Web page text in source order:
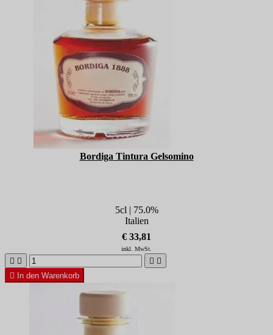
Bordiga Tintura Gelsomino
5cl | 75.0%
Italien
€ 33,81
inkl. MwSt.
   

In den Warenkorb